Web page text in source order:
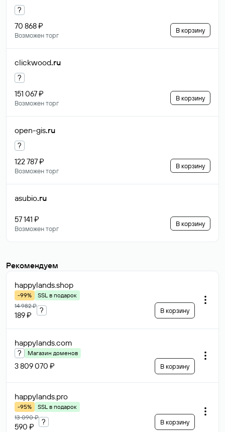
?
70 868 ₽
Возможен торг
В корзину
clickwood.ru
?
151 067 ₽
Возможен торг
В корзину
open-gis.ru
?
122 787 ₽
Возможен торг
В корзину
asubio.ru
57 141 ₽
Возможен торг
В корзину
Рекомендуем
happylands.shop
-99%
SSL в подарок
14 982 ₽
189 ₽
? В корзину
happylands.com
? Магазин доменов
3 809 070 ₽ В корзину
happylands.pro
-95%
SSL в подарок
13 090 ₽
590 ₽
? В корзину